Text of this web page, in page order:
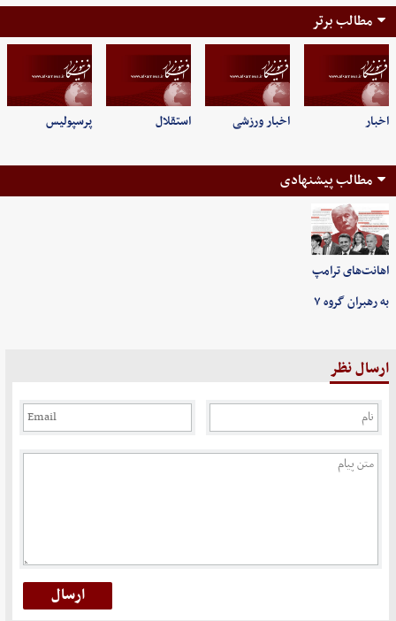
مطالب برتر
اخبار اخبار ورزشی استقلال پرسپولیس
مطالب پیشنهادی
اهانت‌های ترامپ
به رهبران گروه ۷
ارسال نظر